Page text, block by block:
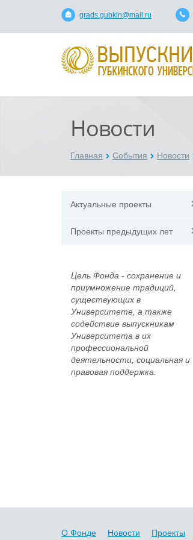
grads.gubkin@mail.ru
Новости
Главная События Новости
Актуальные проекты
Проекты предыдущих лет
Цель Фонда - сохранение и
приумножение традиций,
существующих в
Университете, а также
содействие выпускникам
Университета в их
профессиональной
деятельности, социальная и
правовая поддержка.
О Фонде Новости Проекты